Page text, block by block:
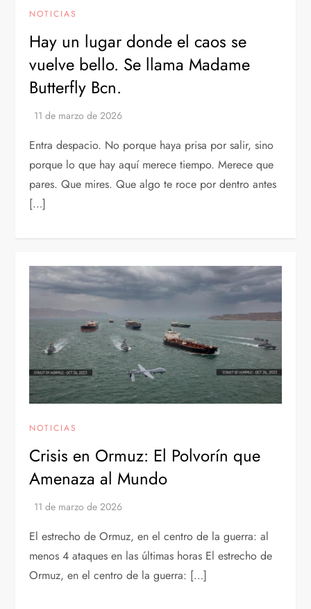
NOTICIAS
Hay un lugar donde el caos se
vuelve bello. Se llama Madame
Butterfly Bcn.
Entra despacio. No porque haya prisa por salir, sino
porque lo que hay aquí merece tiempo. Merece que
pares. Que mires. Que algo te roce por dentro antes
[…]
NOTICIAS
Crisis en Ormuz: El Polvorín que
Amenaza al Mundo
El estrecho de Ormuz, en el centro de la guerra: al
menos 4 ataques en las últimas horas El estrecho de
Ormuz, en el centro de la guerra: […]